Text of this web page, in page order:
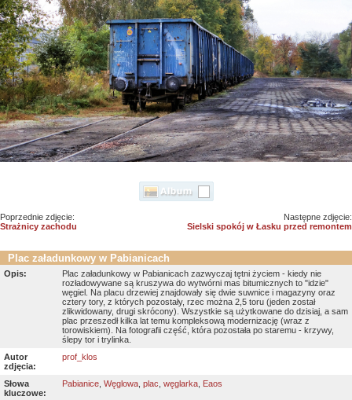
Poprzednie zdjęcie:
Strażnicy zachodu
Następne zdjęcie:
Sielski spokój w Łasku przed remontem
Plac załadunkowy w Pabianicach
Opis:
Plac załadunkowy w Pabianicach zazwyczaj tętni życiem - kiedy nie
rozładowywane są kruszywa do wytwórni mas bitumicznych to "idzie"
węgiel. Na placu drzewiej znajdowały się dwie suwnice i magazyny oraz
cztery tory, z których pozostały, rzec można 2,5 toru (jeden został
zlikwidowany, drugi skrócony). Wszystkie są użytkowane do dzisiaj, a sam
plac przeszedł kilka lat temu kompleksową modernizację (wraz z
torowiskiem). Na fotografii część, która pozostała po staremu - krzywy,
ślepy tor i trylinka.
Autor
zdjęcia:
prof_klos
Słowa
kluczowe:
Pabianice Węglowa plac węglarka Eaos